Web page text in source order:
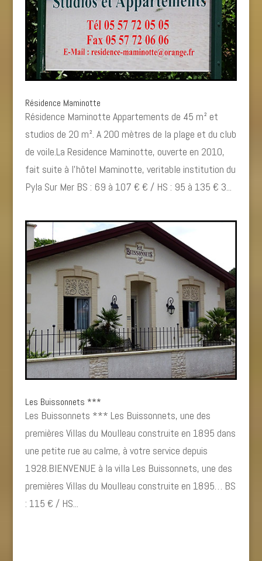
Résidence Maminotte
Résidence Maminotte Appartements de 45 m² et
studios de 20 m². A 200 mètres de la plage et du club
de voile.La Residence Maminotte, ouverte en 2010,
fait suite à l’hôtel Maminotte, veritable institution du
Pyla Sur Mer BS : 69 à 107 € € / HS : 95 à 135 € 3...
Les Buissonnets ***
Les Buissonnets *** Les Buissonnets, une des
premières Villas du Moulleau construite en 1895 dans
une petite rue au calme, à votre service depuis
1928.BIENVENUE à la villa Les Buissonnets, une des
premières Villas du Moulleau construite en 1895… BS
: 115 € / HS...